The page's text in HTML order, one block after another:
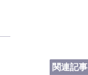
関連記事